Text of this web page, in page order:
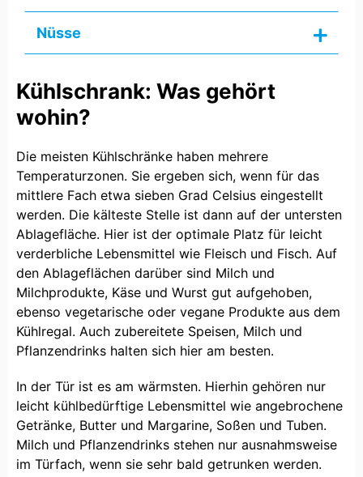
Nüsse
Kühlschrank: Was gehört
wohin?
Die meisten Kühlschränke haben mehrere
Temperaturzonen. Sie ergeben sich, wenn für das
mittlere Fach etwa sieben Grad Celsius eingestellt
werden. Die kälteste Stelle ist dann auf der untersten
Ablagefläche. Hier ist der optimale Platz für leicht
verderbliche Lebensmittel wie Fleisch und Fisch. Auf
den Ablageflächen darüber sind Milch und
Milchprodukte, Käse und Wurst gut aufgehoben,
ebenso vegetarische oder vegane Produkte aus dem
Kühlregal. Auch zubereitete Speisen, Milch und
Pflanzendrinks halten sich hier am besten.
In der Tür ist es am wärmsten. Hierhin gehören nur
leicht kühlbedürftige Lebensmittel wie angebrochene
Getränke, Butter und Margarine, Soßen und Tuben.
Milch und Pflanzendrinks stehen nur ausnahmsweise
im Türfach, wenn sie sehr bald getrunken werden.